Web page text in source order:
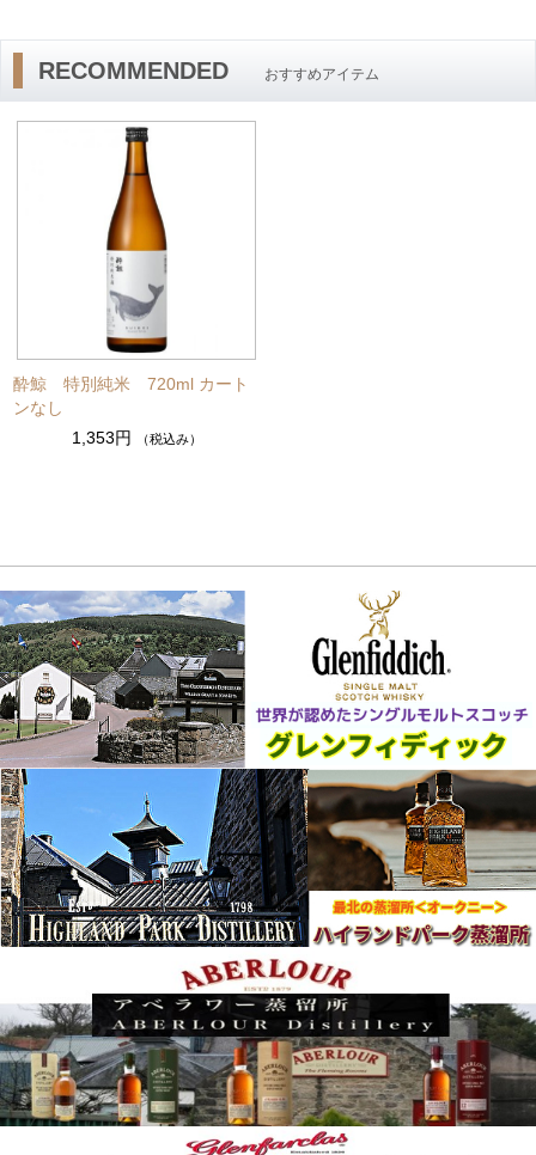
RECOMMENDED おすすめアイテム
酔鯨 特別純米 720ml カート
ンなし
1,353円
（税込み）